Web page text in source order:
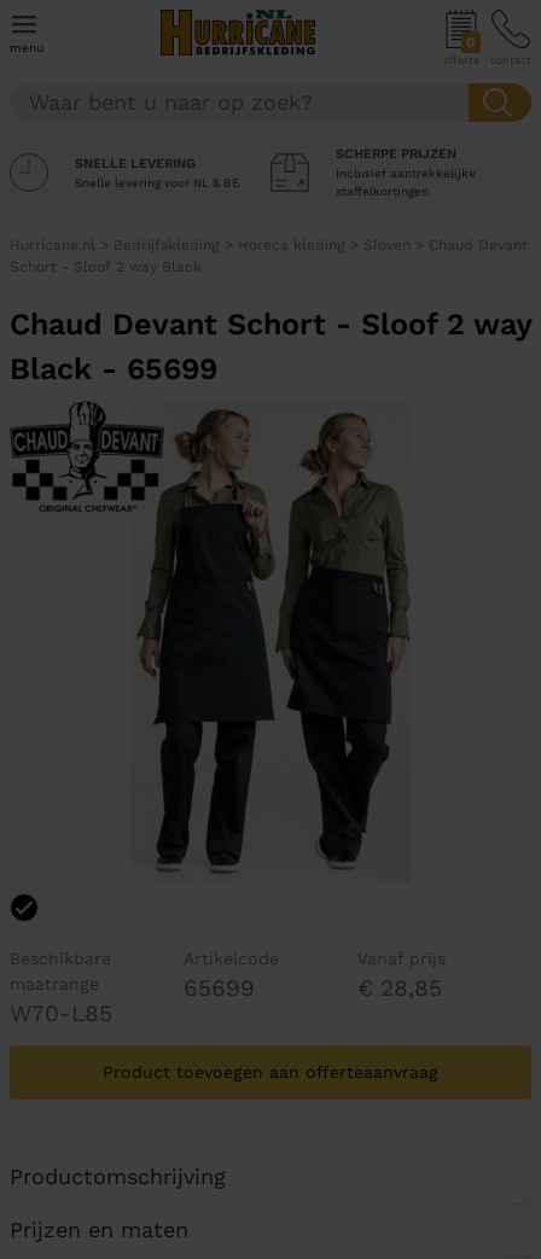
menu 0
offerte contact
SNELLE LEVERING
Snelle levering voor NL & BE
SCHERPE PRIJZEN
Inclusief aantrekkelijke
staffelkortingen
Hurricane.nl > Bedrijfskleding > Horeca kleding > Sloven > Chaud Devant
Schort - Sloof 2 way Black
Chaud Devant Schort - Sloof 2 way
Black - 65699
Beschikbare
maatrange
W70-L85
Artikelcode
65699
Vanaf prijs
€ 28,85
Product toevoegen aan offerteaanvraag
Productomschrijving
Prijzen en maten